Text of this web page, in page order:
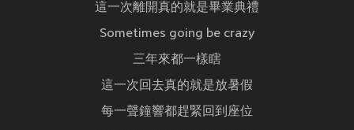
這一次離開真的就是畢業典禮
Sometimes going be crazy
三年來都一樣瞎
這一次回去真的就是放暑假
每一聲鐘響都趕緊回到座位